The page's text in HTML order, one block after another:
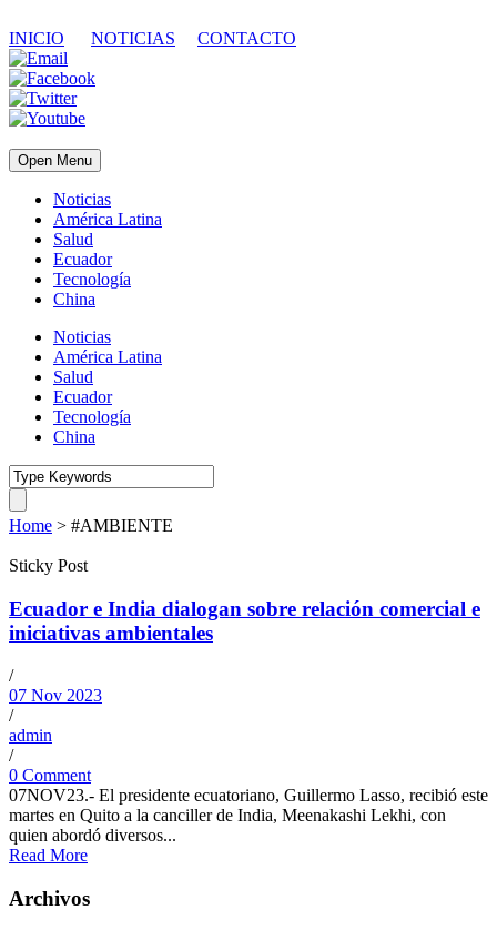
INICIO NOTICIAS CONTACTO
Open Menu
Noticias
América Latina
Salud
Ecuador
Tecnología
China
Noticias
América Latina
Salud
Ecuador
Tecnología
China
Home > #AMBIENTE
Sticky Post
Ecuador e India dialogan sobre relación comercial e
iniciativas ambientales
/
07 Nov 2023
/
admin
/
0 Comment
07NOV23.- El presidente ecuatoriano, Guillermo Lasso, recibió este
martes en Quito a la canciller de India, Meenakashi Lekhi, con
quien abordó diversos...
Read More
Archivos